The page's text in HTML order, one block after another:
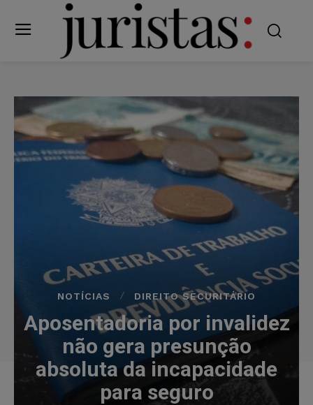
NOTÍCIAS DIREITO SECURITÁRIO
Aposentadoria por invalidez
não gera presunção
absoluta da incapacidade
para seguro